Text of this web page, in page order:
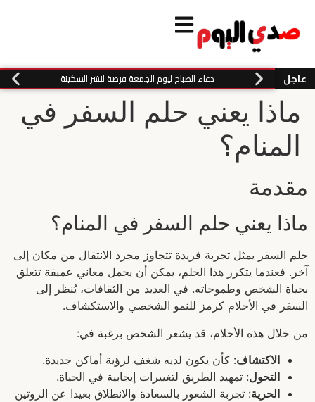
عاجل دعاء الصباح ليوم الجمعة فرصة لنشر السكينة
ماذا يعني حلم السفر في
المنام؟
مقدمة
ماذا يعني حلم السفر في المنام؟
حلم السفر يمثل تجربة فريدة تتجاوز مجرد الانتقال من مكان إلى
آخر. فعندما يتكرر هذا الحلم، يمكن أن يحمل معاني عميقة تتعلق
بحياة الشخص وطموحاته. في العديد من الثقافات، يُنظر إلى
السفر في الأحلام كرمز للنمو الشخصي والاستكشاف.
من خلال هذه الأحلام، قد يشعر الشخص برغبة في:
الاكتشاف: كأن يكون لديه شغف لرؤية أماكن جديدة.
التحول: تمهيد الطريق لتغييرات إيجابية في الحياة.
الحرية: تجربة الشعور بالسعادة والانطلاق بعيدا عن الروتين